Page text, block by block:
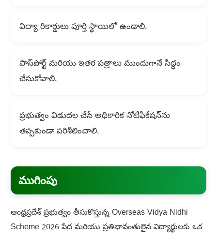
విద్యా రికార్డులు పూర్తి స్థాయిలో ఉండాలి.
పాస్‌పోర్ట్ మరియు ఇతర పత్రాలు ముందుగానే సిద్ధం
చేసుకోవాలి.
ప్రభుత్వం విడుదల చేసే అధికారిక నోటిఫికేషన్‌ను
తప్పకుండా పరిశీలించాలి.
ముగింపు
ఆంధ్రప్రదేశ్ ప్రభుత్వం తీసుకొస్తున్న Overseas Vidya Nidhi
Scheme 2026 పేద మరియు ప్రతిభావంతులైన విద్యార్థులకు ఒక